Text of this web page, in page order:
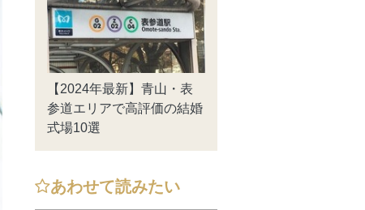
【2024年最新】青山・表
参道エリアで高評価の結婚
式場10選
あわせて読みたい